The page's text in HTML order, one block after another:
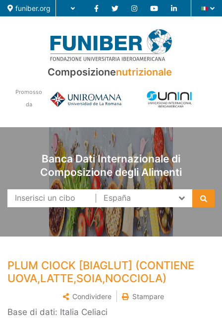
funiber.org
Composizione nutrizionale
Ricerca
Composizionenutrizionale
Promosso
da
Banca Dati Internazionale di
Composizione degli Alimenti
PLUM CIOCK [BIAGLUT] (CONTIENE
UOVA,LATTE,SOIA,NOCCIOLA)
Condividere Stampare
Base di dati: Italia Celiaci